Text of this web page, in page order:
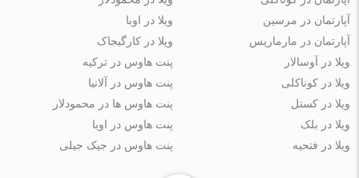
آپارتمان در مرسین
آپارتمان در مارماریس
ویلا در اوبا
ویلا در کارگیجاک
ویلا در آوسالار
ویلا در کوناکلی
ویلا در کستل
ویلا در بلک
ویلا در فتحیه
پنت هاوس در ترکیه
پنت هاوس در آلانیا
پنت هاوس ها در محمودلار
پنت هاوس در اوبا
پنت هاوس در جیک جیلی